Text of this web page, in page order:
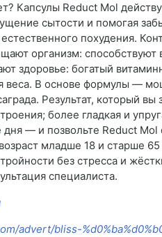
Капсулы Reduct Mol
сытости и помогая
похудения.
организм:
богатый
веса. В основе формулы —
Результат, который
более гладкая и
— и позвольте Reduct
младше 18 и старше
без стресса и
специалиста.
advert/bliss-